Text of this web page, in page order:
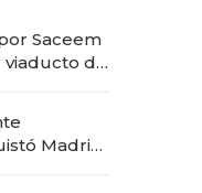
Saceem
viaducto de
Madrid: